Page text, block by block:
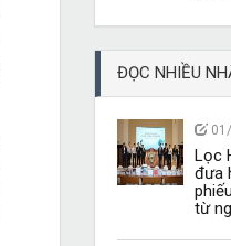
ĐỌC NHIỀU
Lọc
đưa
từ